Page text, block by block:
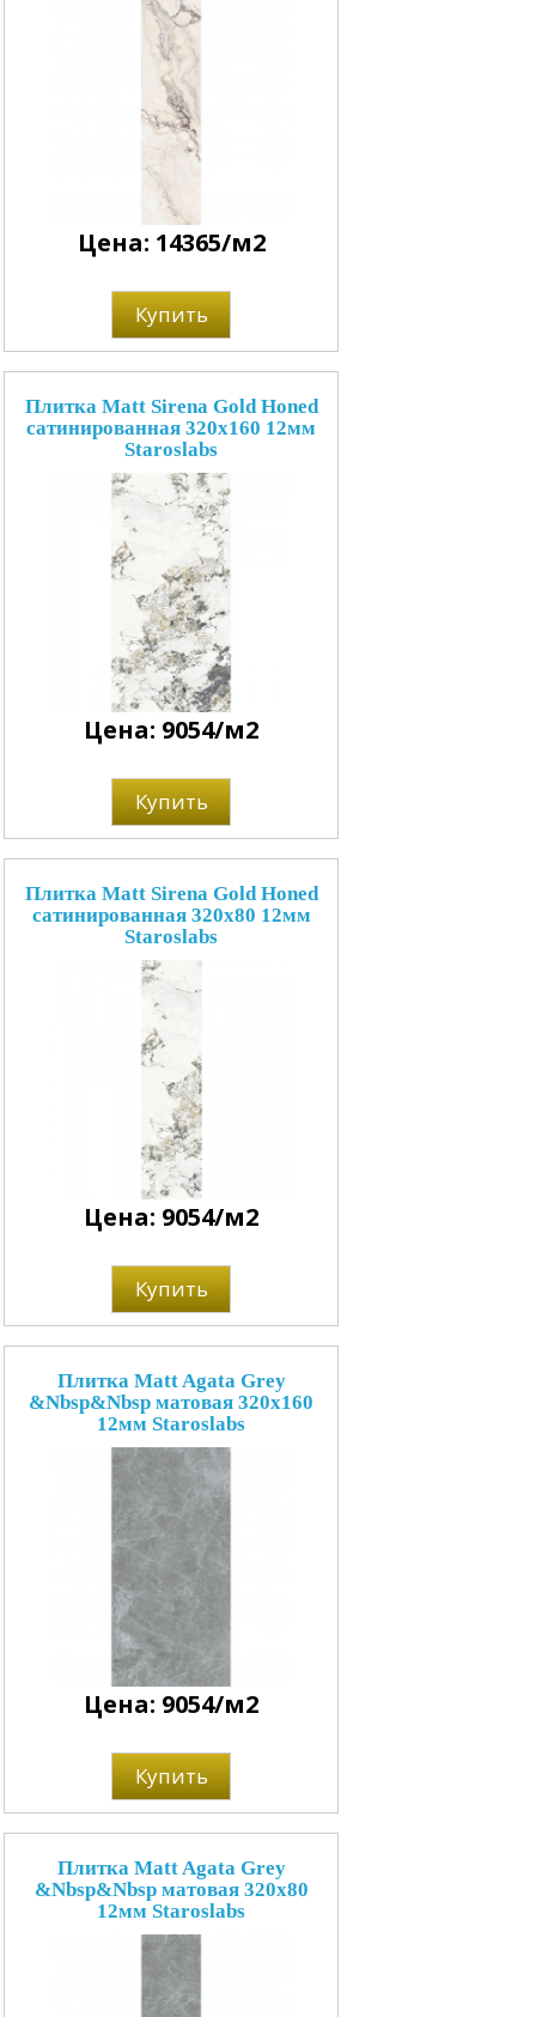
Цена: 14365/м2
Купить
Плитка Matt Sirena Gold Honed
сатинированная 320x160 12мм
Staroslabs
Цена: 9054/м2
Купить
Плитка Matt Sirena Gold Honed
сатинированная 320x80 12мм
Staroslabs
Цена: 9054/м2
Купить
Плитка Matt Agata Grey
&Nbsp&Nbsp матовая 320x160
12мм Staroslabs
Цена: 9054/м2
Купить
Плитка Matt Agata Grey
&Nbsp&Nbsp матовая 320x80
12мм Staroslabs